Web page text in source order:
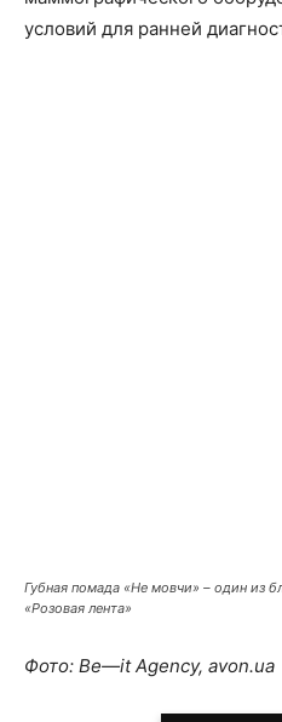
условий для ранней
Губная помада «Не мовчи» – один из
«Розовая лента»
Фото: Be—it Agency, avon.ua